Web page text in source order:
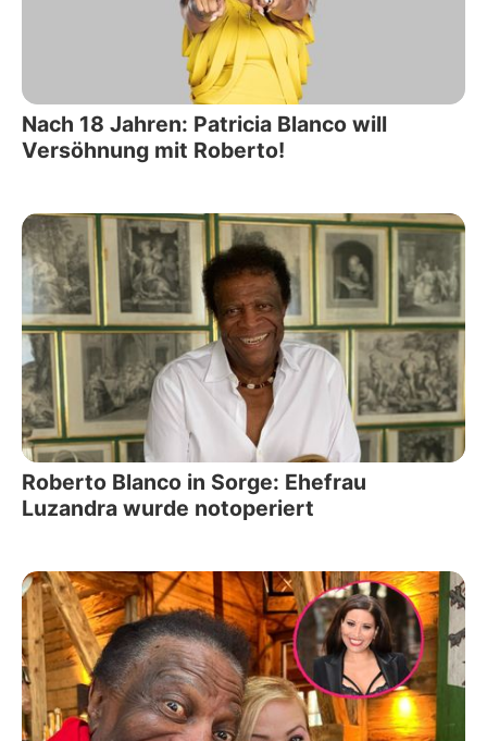
Nach 18 Jahren: Patricia Blanco will
Versöhnung mit Roberto!
Roberto Blanco in Sorge: Ehefrau
Luzandra wurde notoperiert